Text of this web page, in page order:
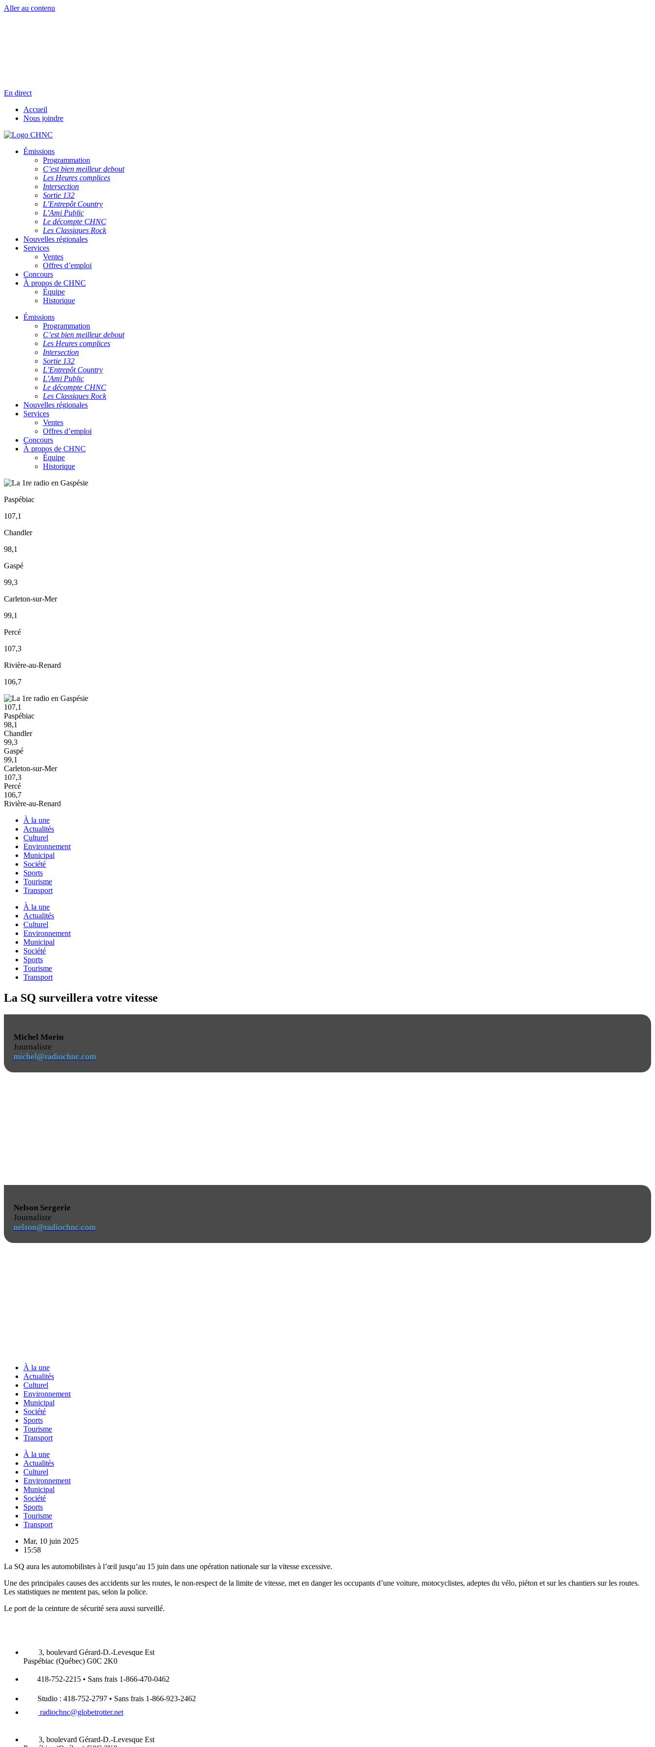
Aller au contenu
En direct
Accueil
Nous joindre
Émissions
Programmation
C’est bien meilleur debout
Les Heures complices
Intersection
Sortie 132
L’Entrepôt Country
L’Ami Public
Le décompte CHNC
Les Classiques Rock
Nouvelles régionales
Services
Ventes
Offres d’emploi
Concours
À propos de CHNC
Équipe
Historique
Émissions
Programmation
C’est bien meilleur debout
Les Heures complices
Intersection
Sortie 132
L’Entrepôt Country
L’Ami Public
Le décompte CHNC
Les Classiques Rock
Nouvelles régionales
Services
Ventes
Offres d’emploi
Concours
À propos de CHNC
Équipe
Historique
Paspébiac
107,1
Chandler
98,1
Gaspé
99,3
Carleton-sur-Mer
99,1
Percé
107,3
Rivière-au-Renard
106,7
107,1
Paspébiac
98,1
Chandler
99,3
Gaspé
99,1
Carleton-sur-Mer
107,3
Percé
106,7
Rivière-au-Renard
À la une
Actualités
Culturel
Environnement
Municipal
Société
Sports
Tourisme
Transport
À la une
Actualités
Culturel
Environnement
Municipal
Société
Sports
Tourisme
Transport
La SQ surveillera votre vitesse
Michel Morin
Journaliste
michel@radiochnc.com
Nelson Sergerie
Journaliste
nelson@radiochnc.com
À la une
Actualités
Culturel
Environnement
Municipal
Société
Sports
Tourisme
Transport
À la une
Actualités
Culturel
Environnement
Municipal
Société
Sports
Tourisme
Transport
Mar, 10 juin 2025
15:58
La SQ aura les automobilistes à l’œil jusqu’au 15 juin dans une opération nationale sur la vitesse excessive.
Une des principales causes des accidents sur les routes, le non-respect de la limite de vitesse, met en danger les occupants d’une voiture, motocyclistes, adeptes du vélo, piéton et sur les chantiers sur les routes.
Les statistiques ne mentent pas, selon la police.
Le port de la ceinture de sécurité sera aussi surveillé.
3, boulevard Gérard-D.-Levesque Est
Paspébiac (Québec) G0C 2K0
418-752-2215 • Sans frais 1-866-470-0462
Studio : 418-752-2797 • Sans frais 1-866-923-2462
radiochnc@globetrotter.net
3, boulevard Gérard-D.-Levesque Est